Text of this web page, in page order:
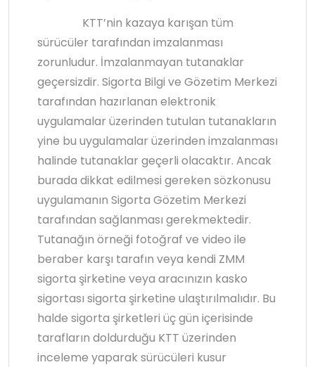
KTT’nin kazaya karışan tüm
sürücüler tarafından imzalanması
zorunludur. İmzalanmayan tutanaklar
geçersizdir. Sigorta Bilgi ve Gözetim Merkezi
tarafından hazırlanan elektronik
uygulamalar üzerinden tutulan tutanakların
yine bu uygulamalar üzerinden imzalanması
halinde tutanaklar geçerli olacaktır. Ancak
burada dikkat edilmesi gereken sözkonusu
uygulamanın Sigorta Gözetim Merkezi
tarafından sağlanması gerekmektedir.
Tutanağın örneği fotoğraf ve video ile
beraber karşı tarafın veya kendi ZMM
sigorta şirketine veya aracınızın kasko
sigortası sigorta şirketine ulaştırılmalıdır. Bu
halde sigorta şirketleri üç gün içerisinde
tarafların doldurduğu KTT üzerinden
inceleme yaparak sürücüleri kusur